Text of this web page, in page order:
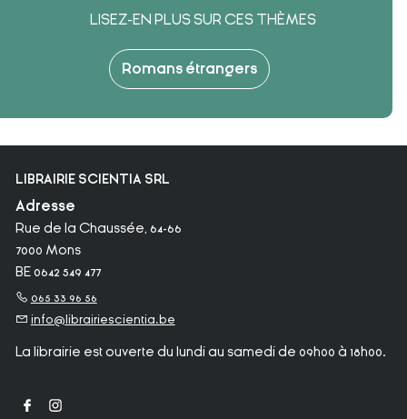
Romans étrangers
LISEZ-EN PLUS SUR CES THÈMES
LIBRAIRIE SCIENTIA SRL
Adresse
Rue de la Chaussée, 64-66
7000 Mons
BE 0642 549 477
065 33 96 56
info@librairiescientia.be
La librairie est ouverte du lundi au samedi de 09h00 à 18h00.